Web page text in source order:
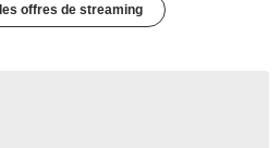
offres de streaming